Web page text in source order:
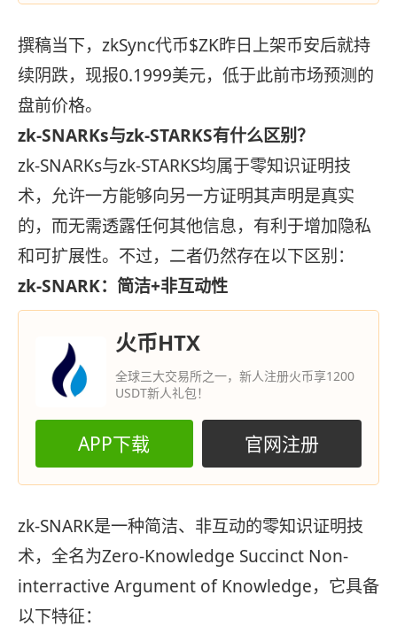
撰稿当下，zkSync代币$ZK昨日上架币安后就持
续阴跌，现报0.1999美元，低于此前市场预测的
盘前价格。
zk-SNARKs与zk-STARKS有什么区别？
zk-SNARKs与zk-STARKS均属于零知识证明技
术，允许一方能够向另一方证明其声明是真实
的，而无需透露任何其他信息，有利于增加隐私
和可扩展性。不过，二者仍然存在以下区别：
zk-SNARK：简洁+非互动性
火币HTX
全球三大交易所之一，新人注册火币享1200
USDT新人礼包！
APP下载 官网注册
zk-SNARK是一种简洁、非互动的零知识证明技
术，全名为Zero-Knowledge Succinct Non-
interractive Argument of Knowledge，它具备
以下特征：